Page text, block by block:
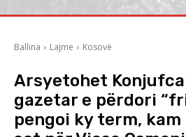
Ballina Lajme Kosovë
Arsyetohet
gazetar e përdori
pengoi ky term,